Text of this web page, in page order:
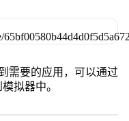
需要的应用，可以通过
拟器中。